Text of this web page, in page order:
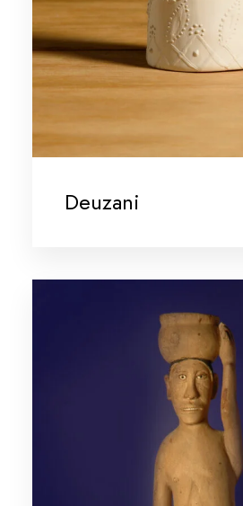
Deuzani